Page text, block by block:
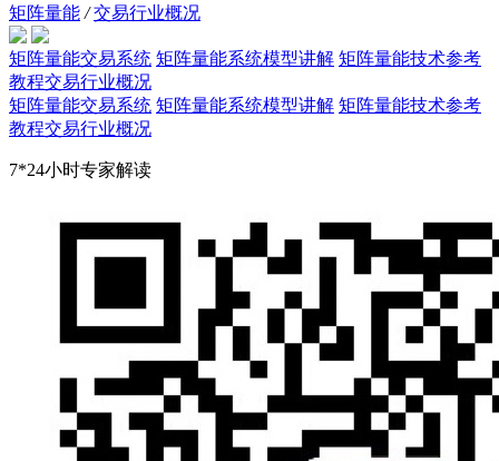
矩阵量能 / 交易行业概况
矩阵量能交易系统 矩阵量能系统模型讲解 矩阵量能技术参考
教程交易行业概况
矩阵量能交易系统 矩阵量能系统模型讲解 矩阵量能技术参考
教程交易行业概况
7*24小时专家解读